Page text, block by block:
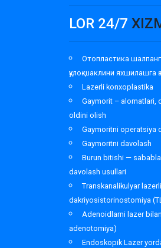
LOR 24/7
Отопластика
қулоқ шаклини яхшилашга
Lazerli konxoplastika
Gaymorit – alomatlari,
oldini olish
Gaymoritni operatsiya
Gaymoritni davolash
Burun bitishi —
davolash usullari
Transkanalikulyar
dakriyosistorinostomiya
Adenoidlarni lazer
adenotomiya)
Endoskopik Lazer